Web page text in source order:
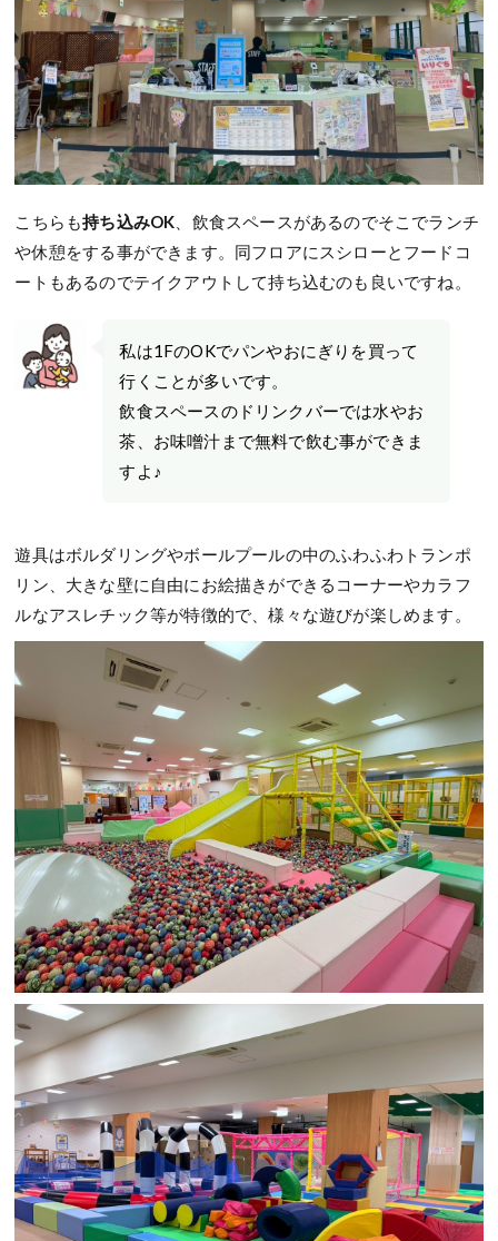
こちらも持ち込みOK 、飲食スペースがあるのでそこでランチ
や休憩をする事ができます。同フロアにスシローとフードコ
ートもあるのでテイクアウトして持ち込むのも良いですね。
私は1FのOKでパンやおにぎりを買って
行くことが多いです。
飲食スペースのドリンクバーでは水やお
茶、お味噌汁まで無料で飲む事ができま
すよ♪
遊具はボルダリングやボールプールの中のふわふわトランポ
リン、大きな壁に自由にお絵描きができるコーナーやカラフ
ルなアスレチック等が特徴的で、様々な遊びが楽しめます。